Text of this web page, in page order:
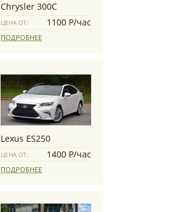
Chrysler 300C
ЦЕНА ОТ: 1100 Р/час
ПОДРОБНЕЕ
Lexus ES250
ЦЕНА ОТ: 1400 Р/час
ПОДРОБНЕЕ